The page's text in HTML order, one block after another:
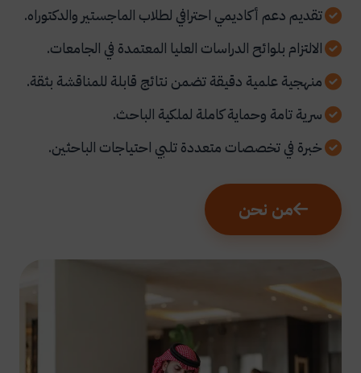
تقديم دعم أكاديمي احترافي لطلاب الماجستير والدكتوراه.
الالتزام بلوائح الدراسات العليا المعتمدة في الجامعات.
منهجية علمية دقيقة تضمن نتائج قابلة للمناقشة بثقة.
سرية تامة وحماية كاملة لملكية الباحث.
خبرة في تخصصات متعددة تلبي احتياجات الباحثين.
من نحن